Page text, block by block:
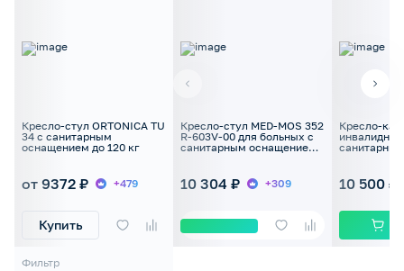
Кресло-стул ORTONICA TU
34 с санитарным
оснащением до 120 кг
от 9372 ₽ +479
Купить
Фильтр
Кресло-стул MED-MOS 352
R-603V-00 для больных с
санитарным оснащением
10 304 ₽ +309
Кресло-
инвалидная
10 500 ₽